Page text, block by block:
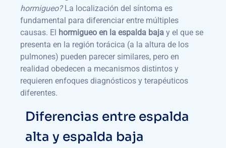
hormigueo?La localización del síntoma es
fundamental para diferenciar entre múltiples
causas. El hormigueo en la espalda baja y el que se
presenta en la región torácica (a la altura de los
pulmones) pueden parecer similares, pero en
realidad obedecen a mecanismos distintos y
requieren enfoques diagnósticos y terapéuticos
diferentes.
Diferencias entre espalda
alta y espalda baja